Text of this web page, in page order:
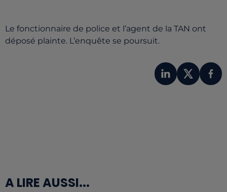
Le fonctionnaire de police et l’agent de la TAN ont
déposé plainte. L’enquête se poursuit.
A LIRE AUSSI...